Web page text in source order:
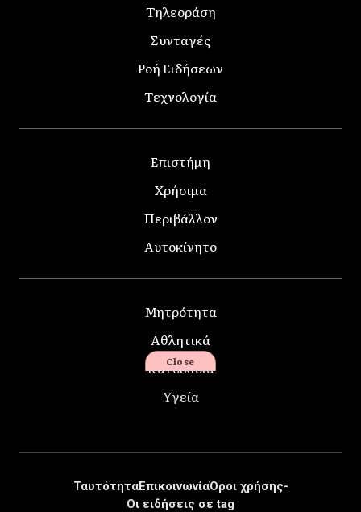
Τηλεοράση
Συνταγές
Ροή Ειδήσεων
Τεχνολογία
Επιστήμη
Χρήσιμα
Περιβάλλον
Αυτοκίνητο
Μητρότητα
Αθλητικά
Κατοικίδια
Υγεία
ΤαυτότηταΕπικοινωνίαΌροι χρήσης-
Οι ειδήσεις σε tag
Close